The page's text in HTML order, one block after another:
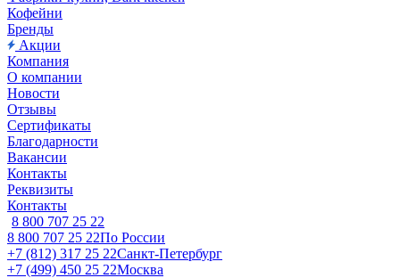
Кофейни
Бренды
Акции
Компания
О компании
Новости
Отзывы
Сертификаты
Благодарности
Вакансии
Контакты
Реквизиты
Контакты
8 800 707 25 22
8 800 707 25 22По России
+7 (812) 317 25 22Санкт-Петербург
+7 (499) 450 25 22Москва